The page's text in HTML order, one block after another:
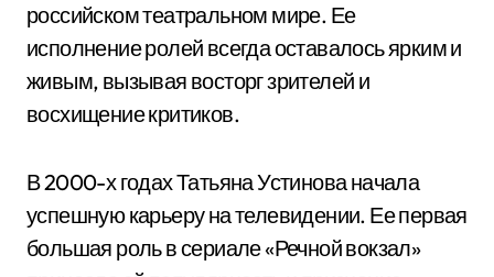
российском театральном мире. Ее
исполнение ролей всегда оставалось ярким и
живым, вызывая восторг зрителей и
восхищение критиков.
В 2000-х годах Татьяна Устинова начала
успешную карьеру на телевидении. Ее первая
большая роль в сериале «Речной вокзал»